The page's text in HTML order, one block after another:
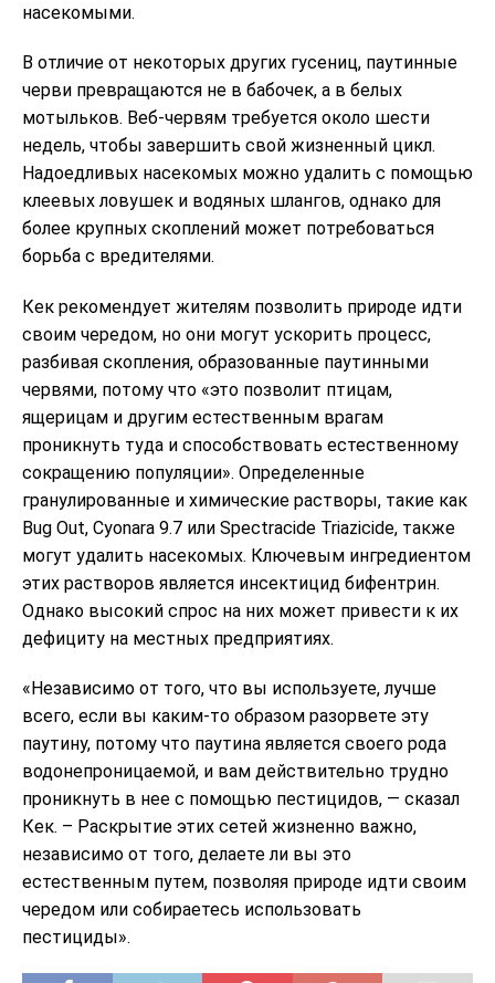
насекомыми.
В отличие от некоторых других гусениц, паутинные
черви превращаются не в бабочек, а в белых
мотыльков. Веб-червям требуется около шести
недель, чтобы завершить свой жизненный цикл.
Надоедливых насекомых можно удалить с помощью
клеевых ловушек и водяных шлангов, однако для
более крупных скоплений может потребоваться
борьба с вредителями.
Кек рекомендует жителям позволить природе идти
своим чередом, но они могут ускорить процесс,
разбивая скопления, образованные паутинными
червями, потому что «это позволит птицам,
ящерицам и другим естественным врагам
проникнуть туда и способствовать естественному
сокращению популяции». Определенные
гранулированные и химические растворы, такие как
Bug Out, Cyonara 9.7 или Spectracide Triazicide, также
могут удалить насекомых. Ключевым ингредиентом
этих растворов является инсектицид бифентрин.
Однако высокий спрос на них может привести к их
дефициту на местных предприятиях.
«Независимо от того, что вы используете, лучше
всего, если вы каким-то образом разорвете эту
паутину, потому что паутина является своего рода
водонепроницаемой, и вам действительно трудно
проникнуть в нее с помощью пестицидов, — сказал
Кек. – Раскрытие этих сетей жизненно важно,
независимо от того, делаете ли вы это
естественным путем, позволяя природе идти своим
чередом или собираетесь использовать
пестициды».